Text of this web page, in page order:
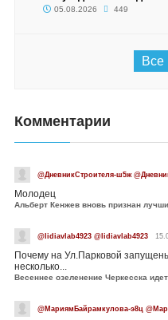
05.08.2026 449
Все
Комментарии
@ДневникСтроителя-ш5ж
Молодец
Альберт Кенжев вновь признан
@lidiavlab4923 @lidiavlab4923
Почему на Ул.Парковой
несколько...
Весеннее озеленение Черкесска
@МариямБайрамкулова-э8ц